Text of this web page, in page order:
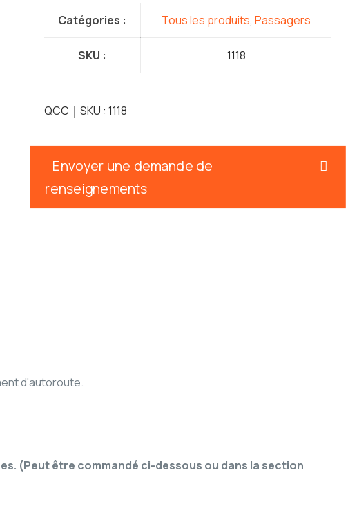
Catégories : Tous les produits,Passagers
SKU : 1118
QCC｜SKU : 1118
Envoyer une demande de
renseignements
d'autoroute.
(Peut être commandé ci-dessous ou dans la section